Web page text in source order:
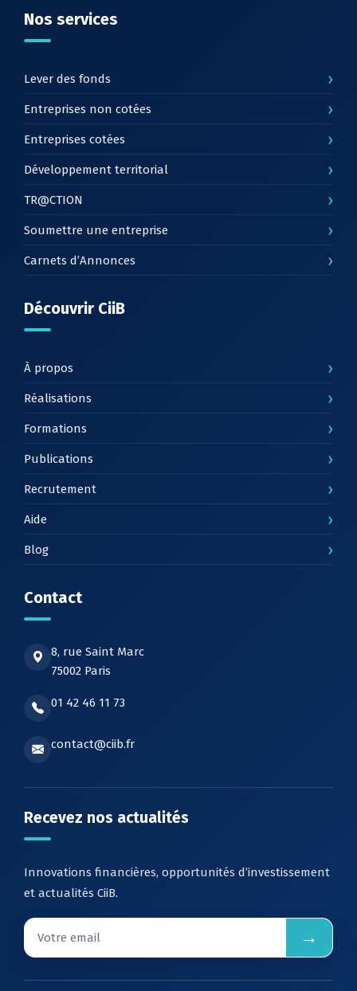
Nos services
Lever des fonds ›
Entreprises non cotées ›
Entreprises cotées ›
Développement territorial ›
TR@CTION ›
Soumettre une entreprise ›
Carnets d’Annonces ›
Découvrir CiiB
À propos ›
Réalisations ›
Formations ›
Publications ›
Recrutement ›
Aide ›
Blog ›
Contact
8, rue Saint Marc
75002 Paris
01 42 46 11 73
contact@ciib.fr
Recevez nos actualités
Innovations financières, opportunités d’investissement
et actualités CiiB.
→